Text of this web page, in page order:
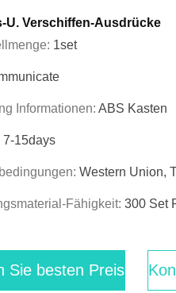
U. Verschiffen-Ausdrücke
1set
Informationen: ABS Kasten
7-15days
Western Union,
Fähigkeit: 300 Set
Sie besten Preis